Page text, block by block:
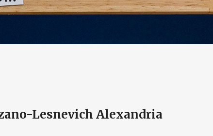
Lesnevich Alexandria